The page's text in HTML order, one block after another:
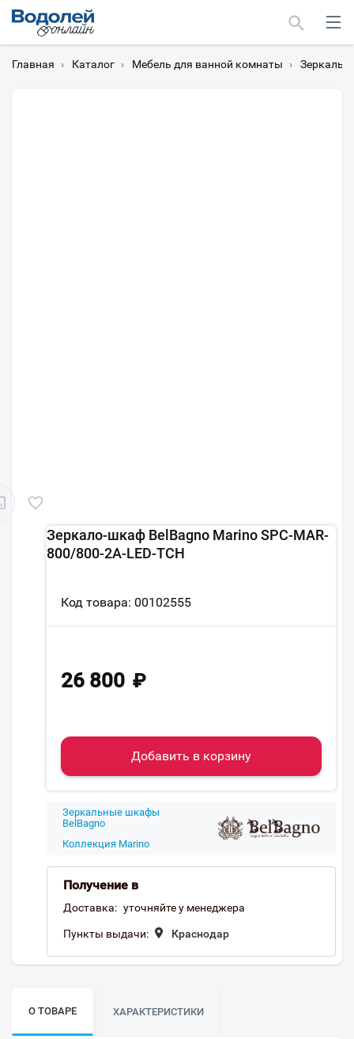
Главная › Каталог › Мебель для ванной комнаты ›
Зеркало-шкаф BelBagno Marino SPC-MAR-
800/800-2A-LED-TCH
Код товара: 00102555
26 800 ₽
Добавить в корзину
Зеркальные шкафы
BelBagno
Коллекция Marino
Получение в
Доставка: уточняйте у менеджера
Пункты выдачи: Краснодар
О ТОВАРЕ ХАРАКТЕРИСТИКИ